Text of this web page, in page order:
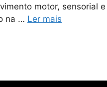
motor, sensorial
na … Ler mais